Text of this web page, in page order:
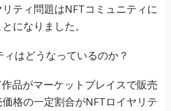
ティ問題はNFTコミュニティに
になりました。
ィはどうなっているのか？
品がマーケットプレイスで販売
格の一定割合がNFTロイヤリテ